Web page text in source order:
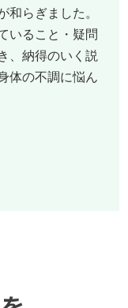
和らぎました。
いること・疑問
、納得のいく説
体の不調に悩ん